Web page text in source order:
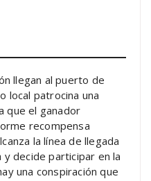
llegan al puerto de
local patrocina una
que el ganador
recompensa
la línea de llegada
decide participar en la
una conspiración que